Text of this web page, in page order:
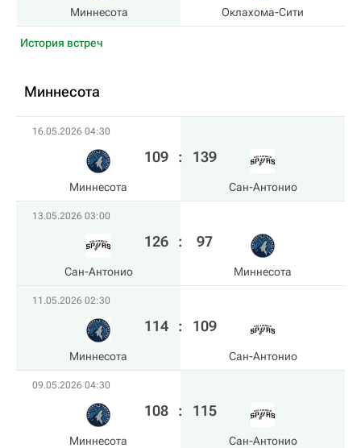
Миннесота Оклахома-Сити
История встреч
Миннесота
16.05.2026 04:30
Миннесота
109 : 139
Сан-Антонио
13.05.2026 03:00
Сан-Антонио
126 : 97
Миннесота
11.05.2026 02:30
Миннесота
114 : 109
Сан-Антонио
09.05.2026 04:30
Миннесота
108 : 115
Сан-Антонио